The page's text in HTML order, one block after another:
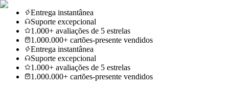
Entrega instantânea
Suporte excepcional
1.000+ avaliações de 5 estrelas
1.000.000+ cartões-presente vendidos
Entrega instantânea
Suporte excepcional
1.000+ avaliações de 5 estrelas
1.000.000+ cartões-presente vendidos